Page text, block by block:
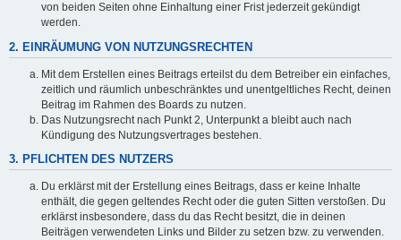
von beiden Seiten ohne Einhaltung einer Frist jederzeit gekündigt
werden.
2. EINRÄUMUNG VON NUTZUNGSRECHTEN
Mit dem Erstellen eines Beitrags erteilst du dem Betreiber ein einfaches,
zeitlich und räumlich unbeschränktes und unentgeltliches Recht, deinen
Beitrag im Rahmen des Boards zu nutzen.
Das Nutzungsrecht nach Punkt 2, Unterpunkt a bleibt auch nach
Kündigung des Nutzungsvertrages bestehen.
3. PFLICHTEN DES NUTZERS
Du erklärst mit der Erstellung eines Beitrags, dass er keine Inhalte
enthält, die gegen geltendes Recht oder die guten Sitten verstoßen. Du
erklärst insbesondere, dass du das Recht besitzt, die in deinen
Beiträgen verwendeten Links und Bilder zu setzen bzw. zu verwenden.